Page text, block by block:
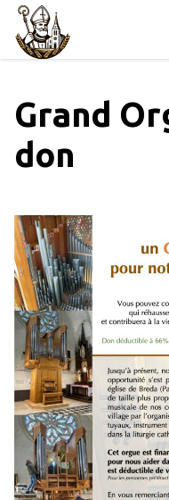
Grand
don